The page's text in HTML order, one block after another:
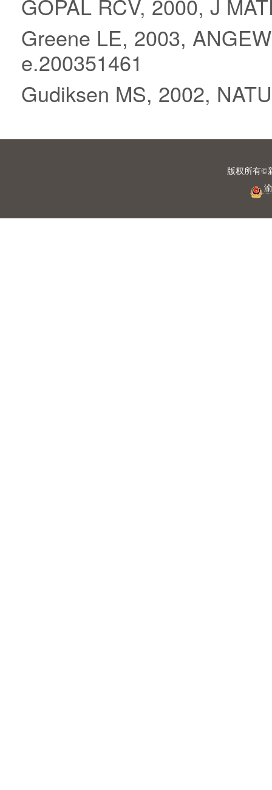
GOPAL RCV, 2000, J
Greene LE, 2003,
e.200351461
Gudiksen MS, 2002,
版权所有©